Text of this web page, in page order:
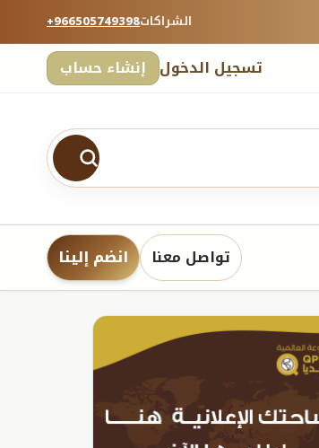
+966505749398الشراكات
تسجيل الدخول إنشاء حساب
تواصل معنا انضم إلينا